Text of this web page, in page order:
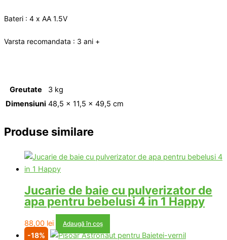
Bateri : 4 x AA 1.5V
Varsta recomandata : 3 ani +
Greutate
3 kg
Dimensiuni 48,5 × 11,5 × 49,5 cm
Produse similare
Jucarie de baie cu pulverizator de
apa pentru bebelusi 4 in 1 Happy
88,00 lei Adaugă în coș
-18%